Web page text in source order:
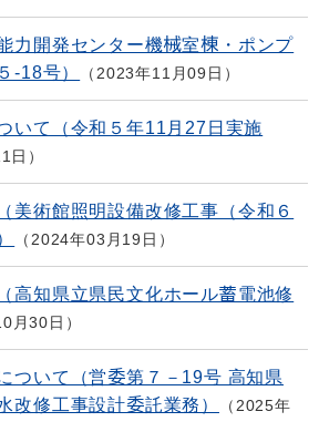
力開発センター機械室棟・ポンプ
-18号）
2023年11月09日
いて（令和５年11月27日実施
日
美術館照明設備改修工事（令和６
2024年03月19日
高知県立県民文化ホール蓄電池修
月30日
ついて（営委第７－19号 高知県
改修工事設計委託業務）
2025年